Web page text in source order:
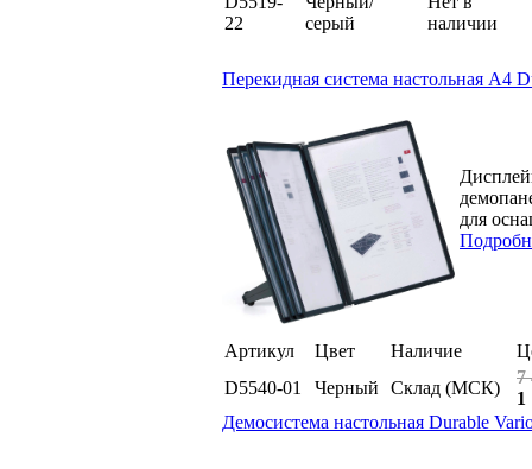
22
серый
наличии
Перекидная система настольная А4
для
Артикул Цвет Наличие
D5540-01
Черный Склад (МСК)
7
1
Демосистема настольная Durable